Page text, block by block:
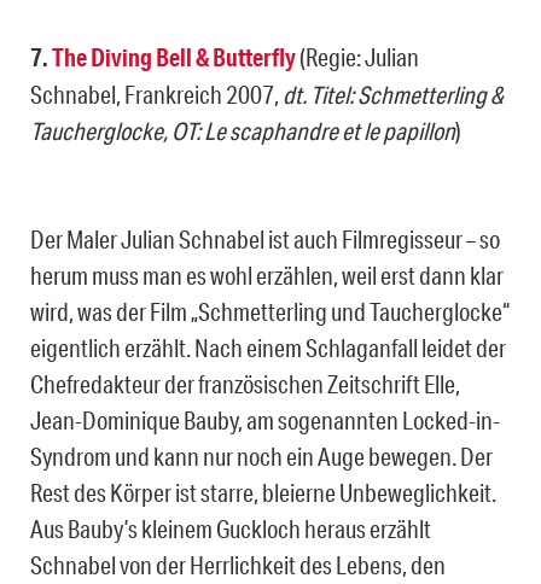
7.The Diving Bell & Butterfly(Regie: Julian
Schnabel, Frankreich 2007, dt. Titel: Schmetterling &
Taucherglocke, OT: Le scaphandre et le papillon)
Der Maler Julian Schnabel ist auch Filmregisseur – so
herum muss man es wohl erzählen, weil erst dann klar
wird, was der Film „Schmetterling und Taucherglocke“
eigentlich erzählt. Nach einem Schlaganfall leidet der
Chefredakteur der französischen Zeitschrift Elle,
Jean-Dominique Bauby, am sogenannten Locked-in-
Syndrom und kann nur noch ein Auge bewegen. Der
Rest des Körper ist starre, bleierne Unbeweglichkeit.
Aus Bauby’s kleinem Guckloch heraus erzählt
Schnabel von der Herrlichkeit des Lebens, den